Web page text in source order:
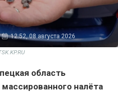
12:52, 08 августа 2026
область
налёта